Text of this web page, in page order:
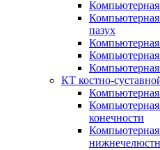
пазух
Компьютерная
Компьютерная
КТ костно-
конечности